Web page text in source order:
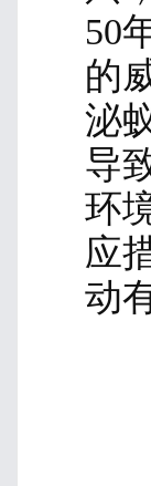
蟑
由
蟑